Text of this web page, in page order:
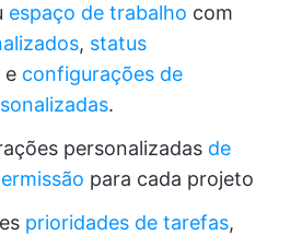
espaço de trabalho com
, status
e configurações de
.
personalizadas de
para cada projeto
prioridades de tarefas,